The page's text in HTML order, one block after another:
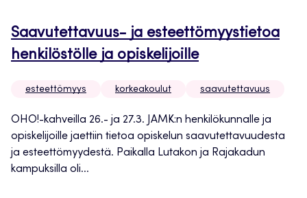
Saavutettavuus- ja esteettömyystietoa
henkilöstölle ja opiskelijoille
esteettömyys korkeakoulut saavutettavuus
OHO!-kahveilla 26.- ja 27.3. JAMK:n henkilökunnalle ja
opiskelijoille jaettiin tietoa opiskelun saavutettavuudesta
ja esteettömyydestä. Paikalla Lutakon ja Rajakadun
kampuksilla oli...